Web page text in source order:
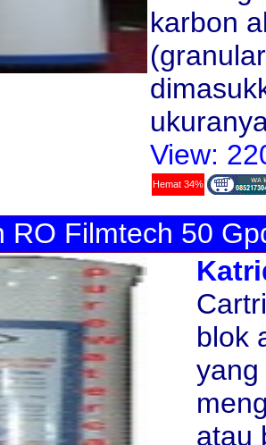
karbon
View:
Hemat 34%
RO Filmtech 50
blok
atau